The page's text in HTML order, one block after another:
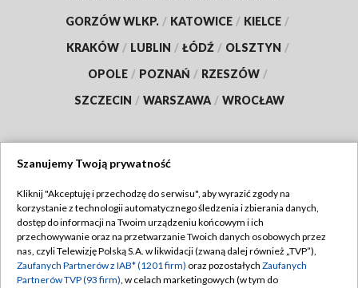
GORZÓW WLKP. / KATOWICE / KIELCE /
KRAKÓW / LUBLIN / ŁÓDŹ / OLSZTYN /
OPOLE / POZNAŃ / RZESZÓW /
SZCZECIN / WARSZAWA / WROCŁAW
TVP
Abonament TVP
Emisja w TVP
Regulamin TVP
Polityka prywatności
Szanujemy Twoją prywatność
Kliknij "Akceptuję i przechodzę do serwisu", aby wyrazić zgody na
korzystanie z technologii automatycznego śledzenia i zbierania danych,
dostęp do informacji na Twoim urządzeniu końcowym i ich
przechowywanie oraz na przetwarzanie Twoich danych osobowych przez
nas, czyli Telewizję Polską S.A. w likwidacji (zwaną dalej również „TVP”),
Zaufanych Partnerów z IAB* (1201 firm) oraz pozostałych Zaufanych
Partnerów TVP (93 firm), w celach marketingowych (w tym do